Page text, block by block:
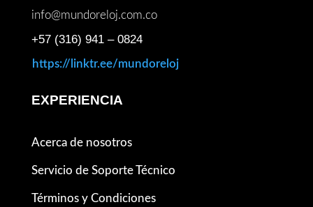
info@mundoreloj.com.co
+57 (316) 941 – 0824
https://linktr.ee/mundoreloj
EXPERIENCIA
Acerca de nosotros
Servicio de Soporte Técnico
Términos y Condiciones